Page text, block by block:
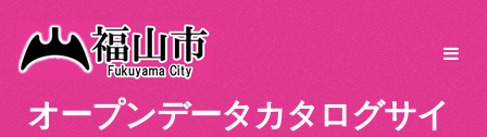
オープンデータカタログサイ